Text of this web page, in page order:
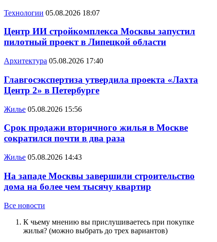
Технологии 05.08.2026 18:07
Центр ИИ стройкомплекса Москвы запустил
пилотный проект в Липецкой области
Архитектура 05.08.2026 17:40
Главгосэкспертиза утвердила проекта «Лахта
Центр 2» в Петербурге
Жилье 05.08.2026 15:56
Срок продажи вторичного жилья в Москве
сократился почти в два раза
Жилье 05.08.2026 14:43
На западе Москвы завершили строительство
дома на более чем тысячу квартир
Все новости
К чьему мнению вы прислушиваетесь при покупке
жилья? (можно выбрать до трех вариантов)